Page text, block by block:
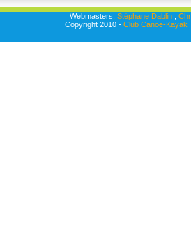
Webmasters: Stéphane Dablin,
Copyright 2010 - Club Canoë-Kayak